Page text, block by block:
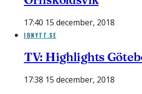
17:40 15 december, 2018
IBNYTT.SE
TV: Highlights
17:38 15 december, 2018